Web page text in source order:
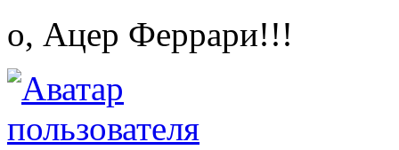
о, Ацер Феррари!!!